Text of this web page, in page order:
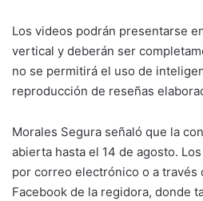
Los videos podrán presentarse
vertical y deberán ser
no se permitirá el uso de
reproducción de reseñas
Morales Segura señaló que la
abierta hasta el 14 de agosto.
por correo electrónico o a través
Facebook de la regidora, donde